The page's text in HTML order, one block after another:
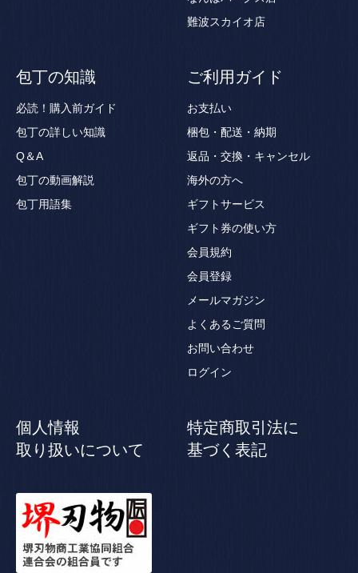
難波スカイオ店
包丁の知識
必読！購入前ガイド
包丁の詳しい知識
Q＆A
包丁の動画解説
包丁用語集
ご利用ガイド
お支払い
梱包・配送・納期
返品・交換・キャンセル
海外の方へ
ギフトサービス
ギフト券の使い方
会員規約
会員登録
メールマガジン
よくあるご質問
お問い合わせ
ログイン
個人情報
取り扱いについて
特定商取引法に
基づく表記